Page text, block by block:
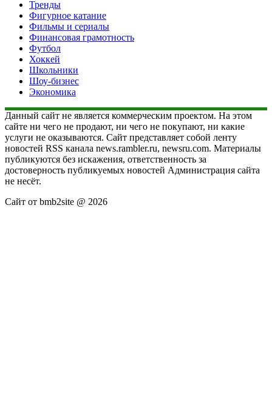
Тренды
Фигурное катание
Фильмы и сериалы
Финансовая грамотность
Футбол
Хоккей
Школьники
Шоу-бизнес
Экономика
Данный сайт не является коммерческим проектом. На этом
сайте ни чего не продают, ни чего не покупают, ни какие
услуги не оказываются. Сайт представляет собой ленту
новостей RSS канала news.rambler.ru, newsru.com. Материалы
публикуются без искажения, ответственность за
достоверность публикуемых новостей Администрация сайта
не несёт.
Сайт от bmb2site @ 2026